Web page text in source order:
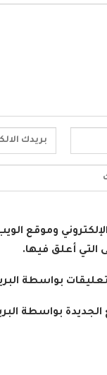
وموقع
التي أعلق فيها.
بواسطة
بواسطة